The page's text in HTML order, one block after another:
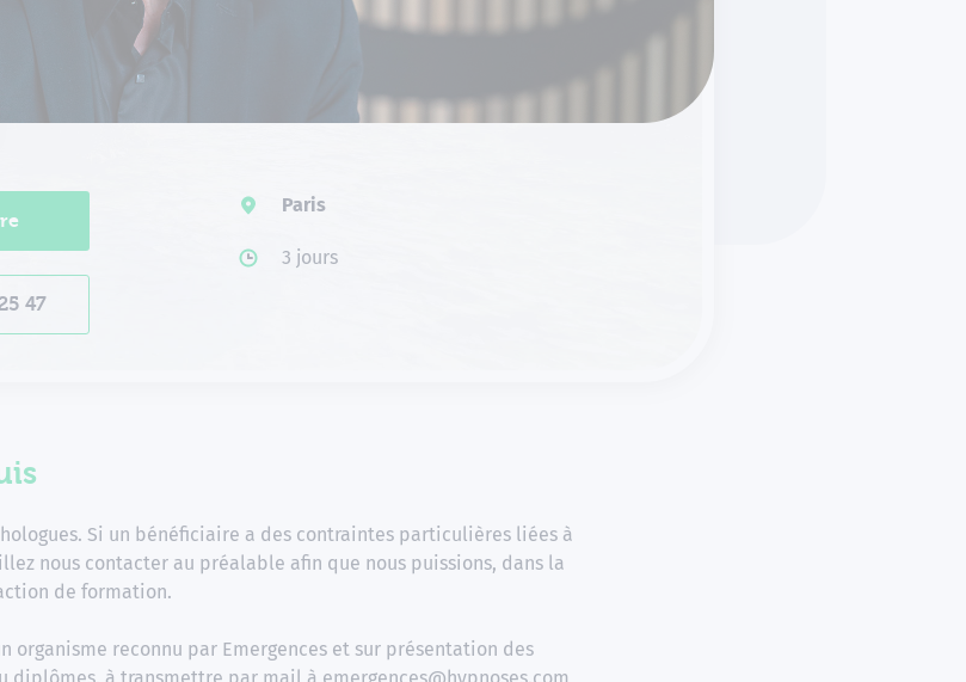
47
Paris
3 jours
Si un bénéficiaire a des contraintes particulières liées à
nous contacter au préalable afin que nous puissions, dans la
de formation.
organisme reconnu par Emergences et sur présentation des
diplômes, à transmettre par mail à emergences@hypnoses.com